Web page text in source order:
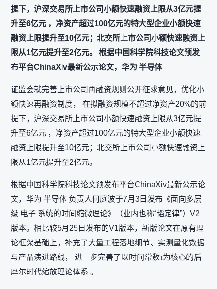
提下，沪深交易所上市公司小额快速融资上限从3亿元提
升至6亿元 ，净资产超过100亿元的特大型企业小额快速
融资上限提升至10亿元；北交所上市公司小额快速融资上
限从1亿元提升至2亿元。 根据中国科学院科技论文预发
布平台ChinaXiv最新公示论文，华为 半导体
证监会就完善上市公司再融资规则公开征求意见，优化小
额快速再融资制度， 在拟融资规模不超过净资产20%的前
提下，沪深交易所上市公司小额快速融资上限从3亿元提
升至6亿元 ，净资产超过100亿元的特大型企业小额快速
融资上限提升至10亿元；北交所上市公司小额快速融资上
限从1亿元提升至2亿元。
根据中国科学院科技论文预发布平台ChinaXiv最新公示论
文，华为 半导体 负责人何庭波于7月3日发布《面向多层
级 电子 系统的时间缩微理论》（业内也称“韬定律”）V2
版本。相比较5月25日发布的V1版本，新版论文在原有理
论框架基础上，补充了大量工程落地细节、实测量化数据
与产品演进路线， 进一步完善了以时间常数τ为核心的后
摩尔时代缩放理论体系 。